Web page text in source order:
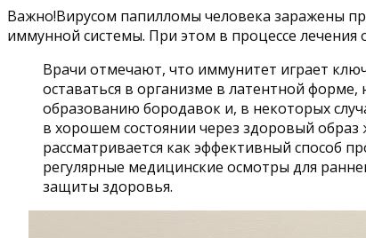
Важно!Вирусом папилломы человека заражены
иммунной системы. При этом в процессе
Врачи отмечают, что иммунитет играет
оставаться в организме в латентной
образованию бородавок и, в некоторых
в хорошем состоянии через здоровый
рассматривается как эффективный способ
регулярные медицинские осмотры для
защиты здоровья.